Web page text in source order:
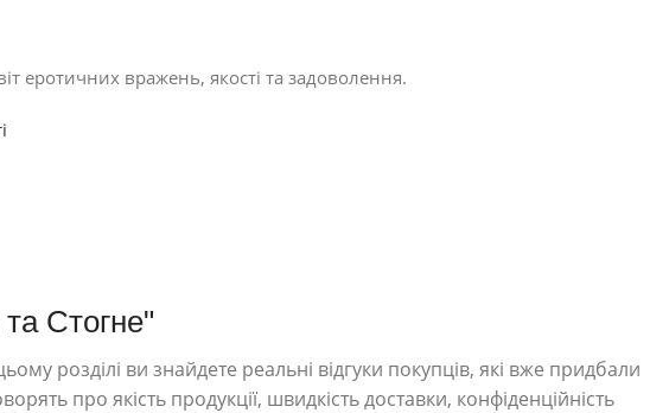
еротичних вражень, якості та задоволення.
Стогне"
розділі ви знайдете реальні відгуки покупців, які вже придбали
про якість продукції, швидкість доставки, конфіденційність